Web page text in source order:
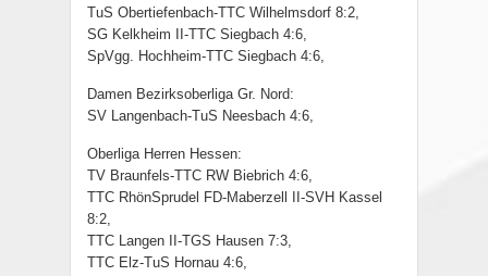
TuS Obertiefenbach-TTC Wilhelmsdorf 8:2,
SG Kelkheim II-TTC Siegbach 4:6,
SpVgg. Hochheim-TTC Siegbach 4:6,
Damen Bezirksoberliga Gr. Nord:
SV Langenbach-TuS Neesbach 4:6,
Oberliga Herren Hessen:
TV Braunfels-TTC RW Biebrich 4:6,
TTC RhönSprudel FD-Maberzell II-SVH Kassel
8:2,
TTC Langen II-TGS Hausen 7:3,
TTC Elz-TuS Hornau 4:6,